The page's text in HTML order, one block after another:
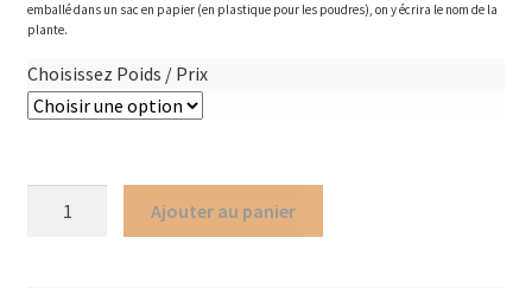
emballé dans un sac en papier (en plastique pour les poudres), on y écrira le nom de la
plante.
Choisissez Poids / Prix
Ajouter au panier